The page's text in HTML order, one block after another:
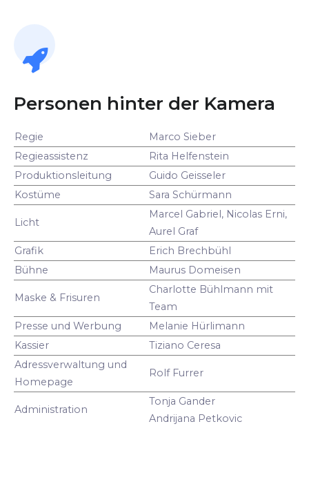
Personen hinter der Kamera
Regie
Marco Sieber
Regieassistenz
Rita Helfenstein
Produktionsleitung
Guido Geisseler
Kostüme
Sara Schürmann
Licht
Marcel Gabriel, Nicolas Erni,
Aurel Graf
Grafik
Erich Brechbühl
Bühne
Maurus Domeisen
Maske & Frisuren
Charlotte Bühlmann mit
Team
Presse und Werbung
Melanie Hürlimann
Kassier
Tiziano Ceresa
Adressverwaltung und
Homepage
Rolf Furrer
Administration
Tonja Gander
Andrijana Petkovic